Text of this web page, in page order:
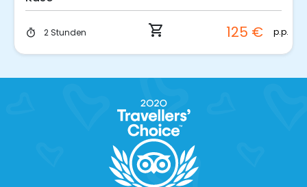
timer 2 Stunden shopping_cart 125 € p.p.